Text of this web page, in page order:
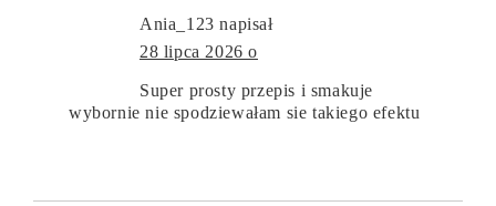
Ania_123 napisał
28 lipca 2026 o
Super prosty przepis i smakuje
wybornie nie spodziewałam sie takiego efektu